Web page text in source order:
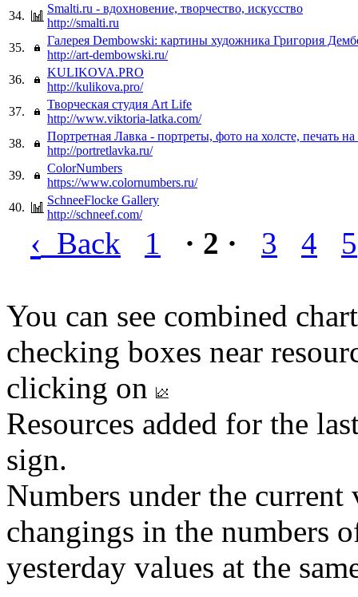
34.
Smalti.ru - вдохновение, творчество, искусство
http://smalti.ru
35.
Галерея Dembowski: картины художника Григория
http://art-dembowski.ru/
36.
KULIKOVA.PRO
http://kulikova.pro/
37.
Творческая студия Art Life
http://www.viktoria-latka.com/
38.
Портретная Лавка - портреты, фото на холсте, печать на
http://portretlavka.ru/
39.
ColorNumbers
https://www.colornumbers.ru/
40.
SchneeFlocke Gallery
http://schneef.com/
‹ Back 1 · 2 · 3 4 5
You can see combined
checking boxes near
clicking on
Resources added for the
sign.
Numbers under the
changings in the numbers
yesterday values at the